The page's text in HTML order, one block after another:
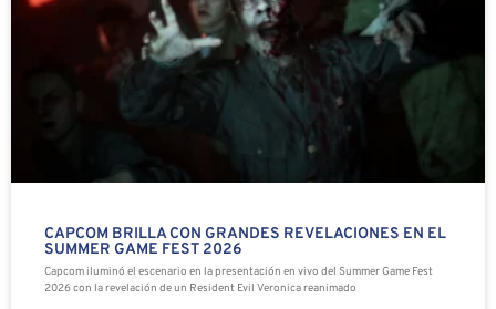
CAPCOM BRILLA CON GRANDES REVELACIONES EN EL
SUMMER GAME FEST 2026
Capcom iluminó el escenario en la presentación en vivo del Summer Game Fest
2026 con la revelación de un Resident Evil Veronica reanimado